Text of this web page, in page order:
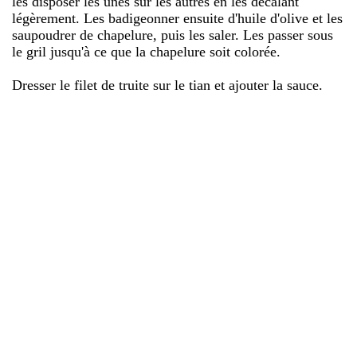
légèrement. Les badigeonner ensuite d'huile d'olive et les
saupoudrer de chapelure, puis les saler. Les passer sous
le gril jusqu'à ce que la chapelure soit colorée.
Dresser le filet de truite sur le tian et ajouter la sauce.